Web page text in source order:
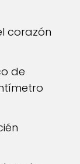
corazón
de